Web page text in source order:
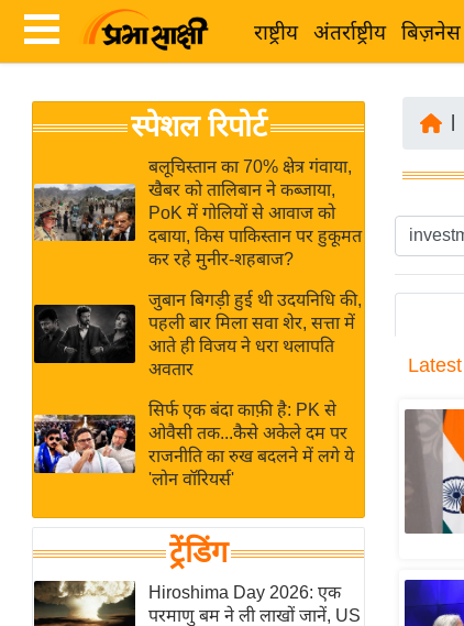
राष्ट्रीय अंतर्राष्ट्रीय बिज़नेस
News
Hindi
Hindi
Live
News in
Hindi
News
Hindi
ब
र
अंतर्राष्ट्रीय
बिज़नेस
उद्योग
विशेषज्ञ
राय
खेल
क्रिकेट
IPL
स्पेशल रिपोर्ट
बलूचिस्तान का 70% क्षेत्र गंवाया,
खैबर को तालिबान ने कब्जाया,
PoK में गोलियों से आवाज को
दबाया, किस पाकिस्तान पर हुकूमत
कर रहे मुनीर-शहबाज?
जुबान बिगड़ी हुई थी उदयनिधि की,
पहली बार मिला सवा शेर, सत्ता में
आते ही विजय ने धरा थलापति
अवतार
सिर्फ एक बंदा काफ़ी है: PK से
ओवैसी तक...कैसे अकेले दम पर
राजनीति का रुख बदलने में लगे ये
'लोन वॉरियर्स'
ट्रेंडिंग
Hiroshima Day 2026: एक
परमाणु बम ने ली लाखों जानें, US
Latest